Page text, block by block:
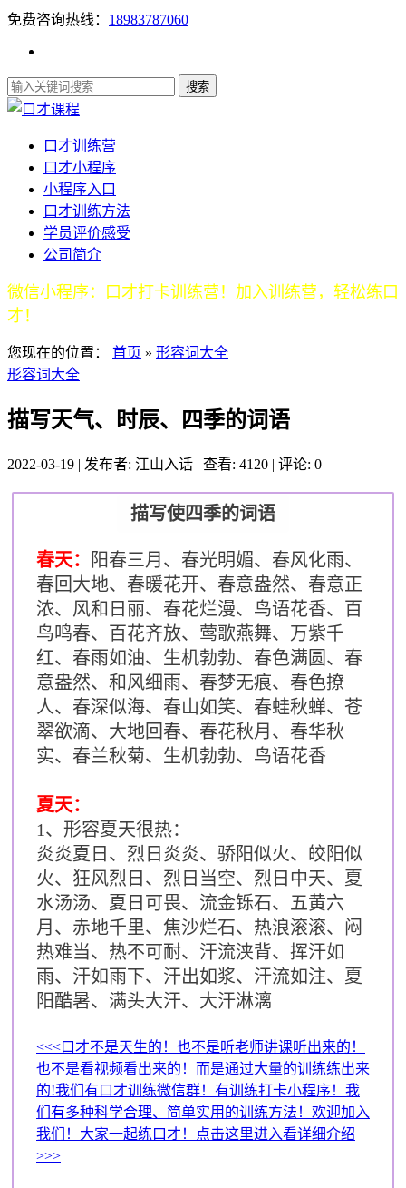
免费咨询热线： 18983787060
口才训练营
口才小程序
小程序入口
口才训练方法
学员评价感受
公司简介
微信小程序：口才打卡训练营！加入训练营，轻松练口
才！
您现在的位置： 首页 » 形容词大全
形容词大全
描写天气、时辰、四季的词语
2022-03-19 | 发布者: 江山入话 | 查看: 4120 | 评论: 0
描写使四季的词语
春天：
阳春三月、春光明媚、春风化雨、
春回大地、春暖花开、春意盎然、春意正
浓、风和日丽、春花烂漫、鸟语花香、百
鸟鸣春、百花齐放、莺歌燕舞、万紫千
红、春雨如油、生机勃勃、春色满圆、春
意盎然、和风细雨、春梦无痕、春色撩
人、春深似海、春山如笑、春蛙秋蝉、苍
翠欲滴、大地回春、春花秋月、春华秋
实、春兰秋菊、生机勃勃、鸟语花香
夏天：
1、形容夏天很热：
炎炎夏日、烈日炎炎、骄阳似火、皎阳似
火、狂风烈日、烈日当空、烈日中天、夏
水汤汤、夏日可畏、流金铄石、五黄六
月、赤地千里、焦沙烂石、热浪滚滚、闷
热难当、热不可耐、汗流浃背、挥汗如
雨、汗如雨下、汗出如浆、汗流如注、夏
阳酷暑、满头大汗、大汗淋漓
<<<口才不是天生的！也不是听老师讲课听出来的！
也不是看视频看出来的！而是通过大量的训练练出来
的!我们有口才训练微信群！有训练打卡小程序！我
们有多种科学合理、简单实用的训练方法！欢迎加入
我们！大家一起练口才！点击这里进入看详细介绍
>>>